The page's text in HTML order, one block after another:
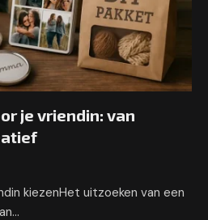
je vriendin: van
kiezenHet uitzoeken van een